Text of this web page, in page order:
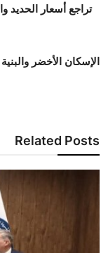
تراجع أسعار الحديد
الإسكان الأخضر
Related Posts